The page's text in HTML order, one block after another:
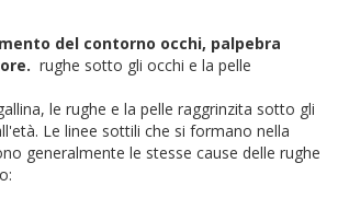
del contorno occhi, palpebra
rughe sotto gli occhi e la pelle
le rughe e la pelle raggrinzita sotto gli
Le linee sottili che si formano nella
generalmente le stesse cause delle rughe